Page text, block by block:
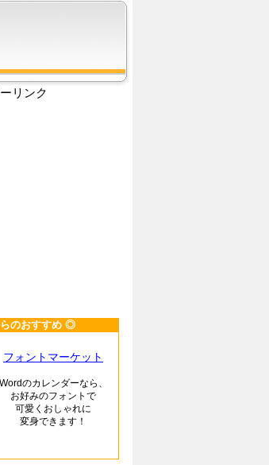
リンク
のおすすめ ◎
フォントマーケット
Wordのカレンダーなら、
お好みのフォントで
可愛くおしゃれに
変身できます！